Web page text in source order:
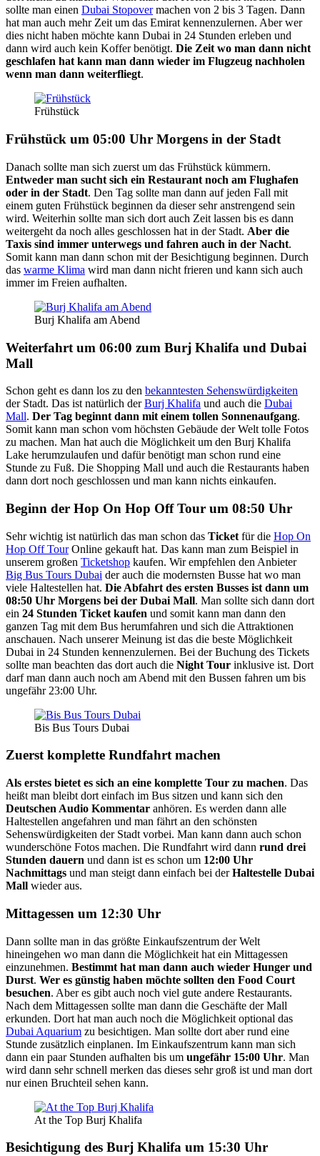
sollte man einen Dubai Stopovermachen von 2 bis 3 Tagen. Dann
hat man auch mehr Zeit um das Emirat kennenzulernen. Aber wer
dies nicht haben möchte kann Dubai in 24 Stunden erleben und
dann wird auch kein Koffer benötigt. Die Zeit wo man dann nicht
geschlafen hat kann man dann wieder im Flugzeug nachholen
wenn man dann weiterfliegt.
Frühstück
Frühstück um 05:00 Uhr Morgens in der Stadt
Danach sollte man sich zuerst um das Frühstück kümmern.
Entweder man sucht sich ein Restaurant noch am Flughafen
oder in der Stadt. Den Tag sollte man dann auf jeden Fall mit
einem guten Frühstück beginnen da dieser sehr anstrengend sein
wird. Weiterhin sollte man sich dort auch Zeit lassen bis es dann
weitergeht da noch alles geschlossen hat in der Stadt. Aber die
Taxis sind immer unterwegs und fahren auch in der Nacht.
Somit kann man dann schon mit der Besichtigung beginnen. Durch
das warme Klima wird man dann nicht frieren und kann sich auch
immer im Freien aufhalten.
Burj Khalifa am Abend
Weiterfahrt um 06:00 zum Burj Khalifa und Dubai
Mall
Schon geht es dann los zu den bekanntesten Sehenswürdigkeiten
der Stadt. Das ist natürlich derBurj Khalifa und auch die Dubai
Mall. Der Tag beginnt dann mit einem tollen Sonnenaufgang.
Somit kann man schon vom höchsten Gebäude der Welt tolle Fotos
zu machen. Man hat auch die Möglichkeit um den Burj Khalifa
Lake herumzulaufen und dafür benötigt man schon rund eine
Stunde zu Fuß. Die Shopping Mall und auch die Restaurants haben
dann dort noch geschlossen und man kann nichts einkaufen.
Beginn der Hop On Hop Off Tour um 08:50 Uhr
Sehr wichtig ist natürlich das man schon das Ticket für die Hop On
Hop Off TourOnline gekauft hat. Das kann man zum Beispiel in
unserem großen Ticketshop kaufen. Wir empfehlen den Anbieter
Big Bus Tours Dubai der auch die modernsten Busse hat wo man
viele Haltestellen hat. Die Abfahrt des ersten Busses ist dann um
08:50 Uhr Morgens bei der Dubai Mall. Man sollte sich dann dort
ein 24 Stunden Ticket kaufen und somit kann man dann den
ganzen Tag mit dem Bus herumfahren und sich die Attraktionen
anschauen. Nach unserer Meinung ist das die beste Möglichkeit
Dubai in 24 Stunden kennenzulernen. Bei der Buchung des Tickets
sollte man beachten das dort auch die Night Tour inklusive ist. Dort
darf man dann auch noch am Abend mit den Bussen fahren um bis
ungefähr 23:00 Uhr.
Bis Bus Tours Dubai
Zuerst komplette Rundfahrt machen
Als erstes bietet es sich an eine komplette Tour zu machen. Das
heißt man bleibt dort einfach im Bus sitzen und kann sich den
Deutschen Audio Kommentar anhören. Es werden dann alle
Haltestellen angefahren und man fährt an den schönsten
Sehenswürdigkeiten der Stadt vorbei. Man kann dann auch schon
wunderschöne Fotos machen. Die Rundfahrt wird dann rund drei
Stunden dauern und dann ist es schon um 12:00 Uhr
Nachmittags und man steigt dann einfach bei derHaltestelle Dubai
Mall wieder aus.
Mittagessen um 12:30 Uhr
Dann sollte man in das größte Einkaufszentrum der Welt
hineingehen wo man dann die Möglichkeit hat ein Mittagessen
einzunehmen. Bestimmt hat man dann auch wieder Hunger und
Durst. Wer es günstig haben möchte sollten den Food Court
besuchen. Aber es gibt auch noch viel gute andere Restaurants.
Nach dem Mittagessen sollte man dann die Geschäfte der Mall
erkunden. Dort hat man auch noch die Möglichkeit optional das
Dubai Aquarium zu besichtigen. Man sollte dort aber rund eine
Stunde zusätzlich einplanen. Im Einkaufszentrum kann man sich
dann ein paar Stunden aufhalten bis um ungefähr 15:00 Uhr. Man
wird dann sehr schnell merken das dieses sehr groß ist und man dort
nur einen Bruchteil sehen kann.
At the Top Burj Khalifa
Besichtigung des Burj Khalifa um 15:30 Uhr